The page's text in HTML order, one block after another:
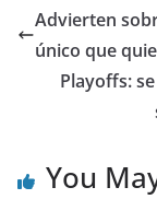
Advierten
único que
Playoffs:
You